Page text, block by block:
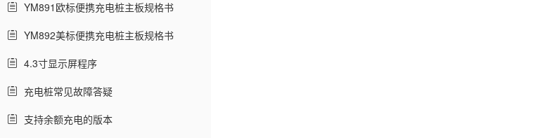
YM891欧标便携充电桩主板规格书
YM892美标便携充电桩主板规格书
4.3寸显示屏程序
充电桩常见故障答疑
支持余额充电的版本